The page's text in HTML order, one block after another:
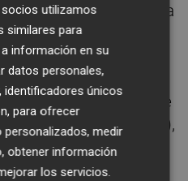
lo que implica
casos positivos en
134 (50 menos que
descenso del 27,17%),
estos centros, que
un descenso del
utilizamos
similares para
información en su
datos personales,
identificadores únicos
para ofrecer
medir
obtener información
los servicios.